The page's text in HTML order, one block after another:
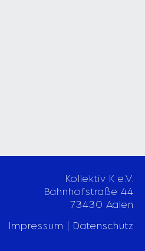
Kollektiv K e.V.
Bahnhofstraße 44
73430 Aalen
Impressum | Datenschutz